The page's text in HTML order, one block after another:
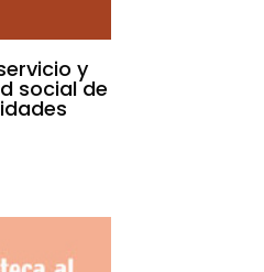
y
social de